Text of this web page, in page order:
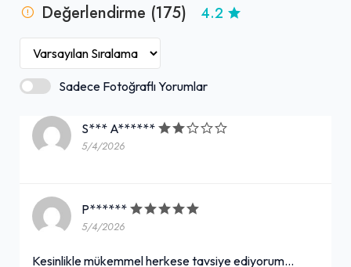
Değerlendirme (175) 4.2
Sadece Fotoğraflı Yorumlar
S*** A******
5/4/2026
P******
5/4/2026
Kesinlikle mükemmel herkese tavsiye ediyorum...